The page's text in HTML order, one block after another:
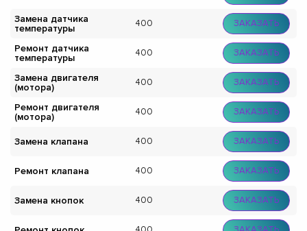
Замена датчика
температуры
400 ЗАКАЗАТЬ
Ремонт датчика
температуры
400 ЗАКАЗАТЬ
Замена двигателя
(мотора)
400 ЗАКАЗАТЬ
Ремонт двигателя
(мотора)
400 ЗАКАЗАТЬ
Замена клапана 400 ЗАКАЗАТЬ
Ремонт клапана 400 ЗАКАЗАТЬ
Замена кнопок 400 ЗАКАЗАТЬ